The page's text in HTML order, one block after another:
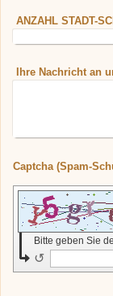
ANZAHL STADT-
Ihre Nachricht an
Bitte geben Sie
↺